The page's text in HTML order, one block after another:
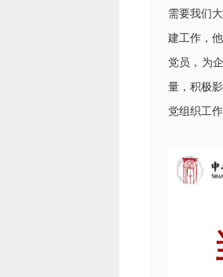
需要我们
建工作，
党员，为
量，积极
党组织工